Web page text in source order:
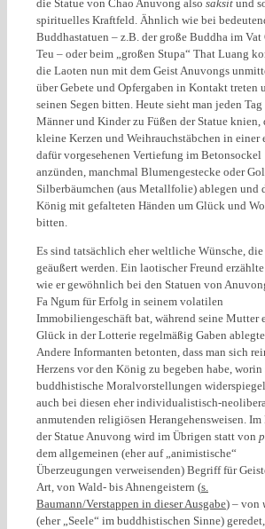
die Statue von Chao Anuvong also saksit und
spirituelles Kraftfeld. Ähnlich wie bei
Buddhastatuen – z.B. der große Buddha im Vat
Teu – oder beim „großen Stupa“ That Luang
die Laoten nun mit dem Geist Anuvongs
über Gebete und Opfergaben in Kontakt treten
seinen Segen bitten. Heute sieht man jeden Tag
Männer und Kinder zu Füßen der Statue knien,
kleine Kerzen und Weihrauchstäbchen in einer
dafür vorgesehenen Vertiefung im Betonsockel
anzünden, manchmal Blumengestecke oder
Silberbäumchen (aus Metallfolie) ablegen und
König mit gefalteten Händen um Glück und
bitten.
Es sind tatsächlich eher weltliche Wünsche,
geäußert werden. Ein laotischer Freund
wie er gewöhnlich bei den Statuen von
Fa Ngum für Erfolg in seinem volatilen
Immobiliengeschäft bat, während seine Mutter
Glück in der Lotterie regelmäßig Gaben ablegte.
Andere Informanten betonten, dass man sich
Herzens vor den König zu begeben habe, worin
buddhistische Moralvorstellungen
auch bei diesen eher individualistisch-
anmutenden religiösen Herangehensweisen. Im
der Statue Anuvong wird im Übrigen statt von
dem allgemeinen (eher auf „animistische“
Überzeugungen verweisenden) Begriff für
Art, von Wald- bis Ahnengeistern (s.
Baumann/Verstappen in dieser Ausgabe) – von
(eher „Seele“ im buddhistischen Sinne)